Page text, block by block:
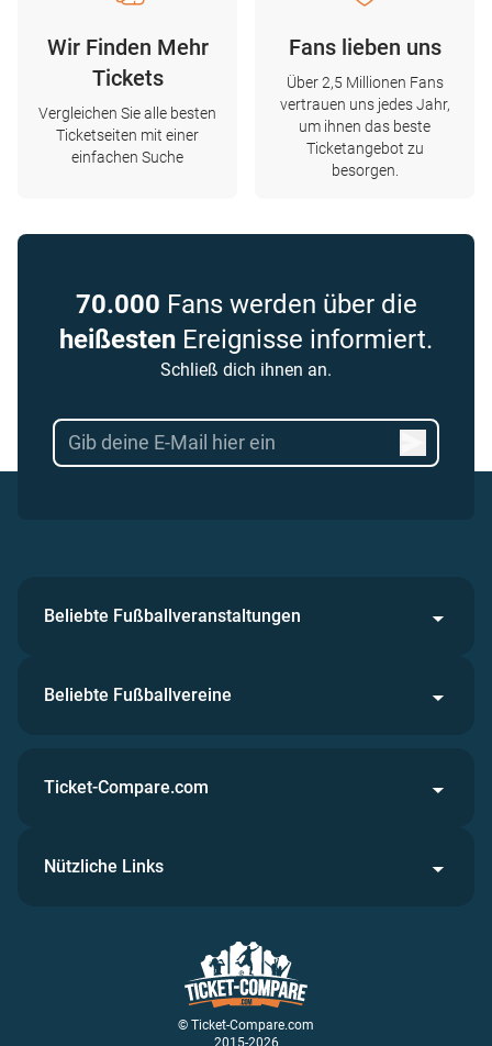
Wir Finden Mehr
Tickets
Vergleichen Sie alle besten
Ticketseiten mit einer
einfachen Suche
Fans lieben uns
Über 2,5 Millionen Fans
vertrauen uns jedes Jahr,
um ihnen das beste
Ticketangebot zu
besorgen.
70.000 Fans werden über die
heißesten Ereignisse informiert.
Schließ dich ihnen an.
Beliebte Fußballveranstaltungen
Beliebte Fußballvereine
© Ticket-Compare.com
2015-2026
Ticket-Compare.com
Nützliche Links